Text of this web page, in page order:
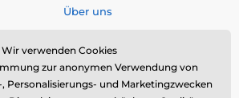
Über uns
Galamodino
Kontakt
Wir verwenden Cookies
zur anonymen Verwendung von
, Personalisierungs- und Marketingzwecken